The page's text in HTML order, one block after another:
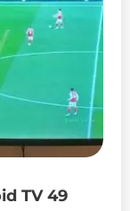
TV 49